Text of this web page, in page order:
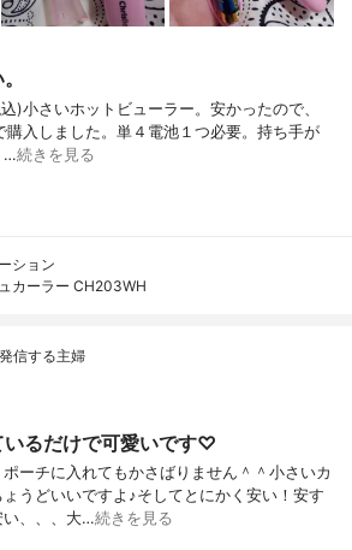
)小さいホットビューラー。安かったので、
購入しました。単４電池１つ必要。持ち手が
…続きを見る
ション
カーラー CH203WH
信する主婦
るだけで可愛いです♡
ーチに入れてもかさばりません＾＾小さいカ
うどいいですよ♪そしてとにかく安い！安す
い、、、大…続きを見る